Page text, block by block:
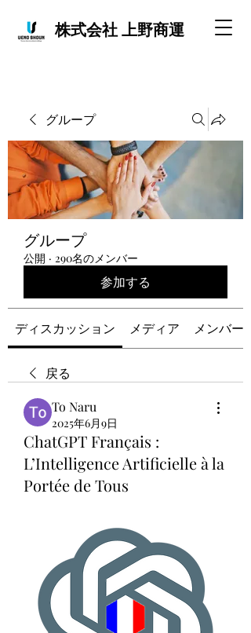
株式会社 上野商運
グループ
グループ
公開 · 290名のメンバー
参加する
ディスカッション メディア メンバー
戻る
To Naru
2025年6月9日
ChatGPT Français :
L’Intelligence Artificielle à la
Portée de Tous